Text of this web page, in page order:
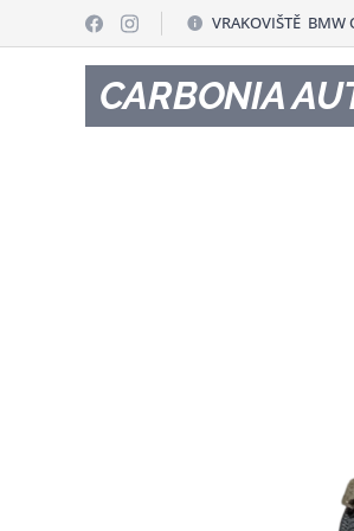
VRAKOVIŠTĚ BMW
CARBONIA